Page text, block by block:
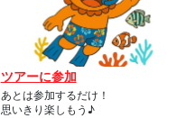
ツアーに参加
あとは参加するだけ！
思いきり楽しもう♪